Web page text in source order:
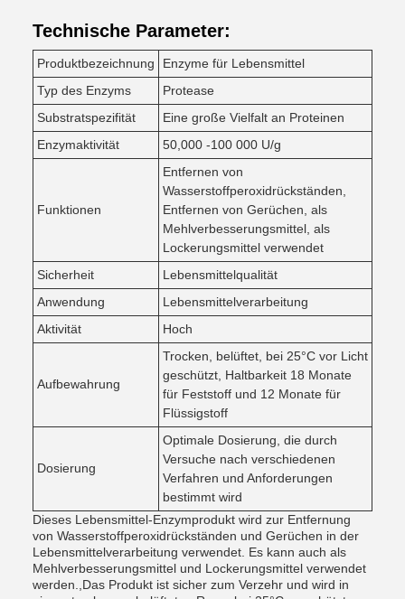
Technische Parameter:
Produktbezeichnung
Enzyme für Lebensmittel
Typ des Enzyms
Protease
Substratspezifität
Eine große Vielfalt an Proteinen
Enzymaktivität
50,000 -100 000 U/g
Funktionen
Entfernen von
Wasserstoffperoxidrückständen,
Entfernen von Gerüchen, als
Mehlverbesserungsmittel, als
Lockerungsmittel verwendet
Sicherheit
Lebensmittelqualität
Anwendung
Lebensmittelverarbeitung
Aktivität
Hoch
Aufbewahrung
Trocken, belüftet, bei 25°C vor Licht
geschützt, Haltbarkeit 18 Monate
für Feststoff und 12 Monate für
Flüssigstoff
Dosierung
Optimale Dosierung, die durch
Versuche nach verschiedenen
Verfahren und Anforderungen
bestimmt wird
Dieses Lebensmittel-Enzymprodukt wird zur Entfernung
von Wasserstoffperoxidrückständen und Gerüchen in der
Lebensmittelverarbeitung verwendet. Es kann auch als
Mehlverbesserungsmittel und Lockerungsmittel verwendet
werden.,Das Produkt ist sicher zum Verzehr und wird in